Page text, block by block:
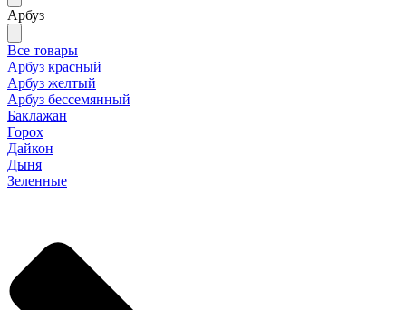
Арбуз
Все товары
Арбуз красный
Арбуз желтый
Арбуз бессемянный
Баклажан
Горох
Дайкон
Дыня
Зеленные